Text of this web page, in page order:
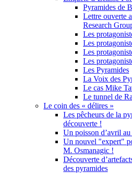
Pyramides de
Lettre ouverte
Research
Les
Les
Les
Les
Les Pyramides
La Voix des
Le cas Mike
Le tunnel de
Le coin des « délires »
Les pêcheurs de la
découverte !
Un poisson d’avril
Un nouvel "expert"
M. Osmanagic !
Découverte
des pyramides